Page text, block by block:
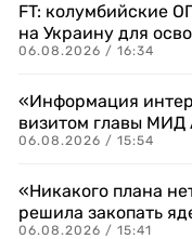
FT: колумбийские
на Украину для
06.08.2026 / 16:34
«Информация
визитом главы МИД
06.08.2026 / 15:54
«Никакого плана
решила закопать
06.08.2026 / 15:41